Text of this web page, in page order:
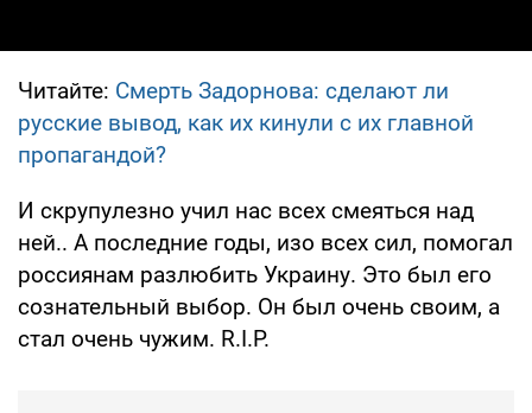
Читайте: Смерть Задорнова: сделают ли
русские вывод, как их кинули с их главной
пропагандой?
И скрупулезно учил нас всех смеяться над
ней.. А последние годы, изо всех сил, помогал
россиянам разлюбить Украину. Это был его
сознательный выбор. Он был очень своим, а
стал очень чужим. R.I.P.